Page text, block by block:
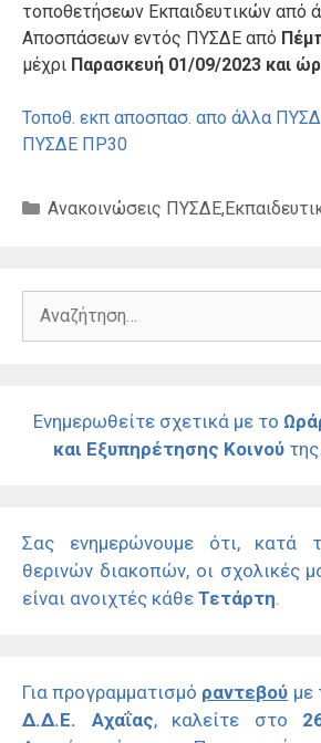
τοποθετήσεων Εκπαιδευτικών από
Αποσπάσεων εντός ΠΥΣΔΕ από
μέχρι Παρασκευή 01/09/2023 και
Τοποθ. εκπ αποσπασ. απο άλλα
ΠΥΣΔΕ ΠΡ30
Κατηγορίες
Ανακοινώσεις ΠΥΣΔΕ,
Αναζήτηση
Ενημερωθείτε σχετικά με το
και Εξυπηρέτησης Κοινού
Σας ενημερώνουμε ότι, κατά
θερινών διακοπών, οι σχολικές
είναι ανοιχτές κάθε Τετάρτη.
Για προγραμματισμό ραντεβού με
Δ.Δ.Ε. Αχαΐας, καλείτε στο